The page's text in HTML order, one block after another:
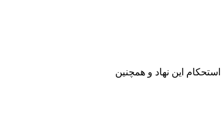
این نهاد و همچنین